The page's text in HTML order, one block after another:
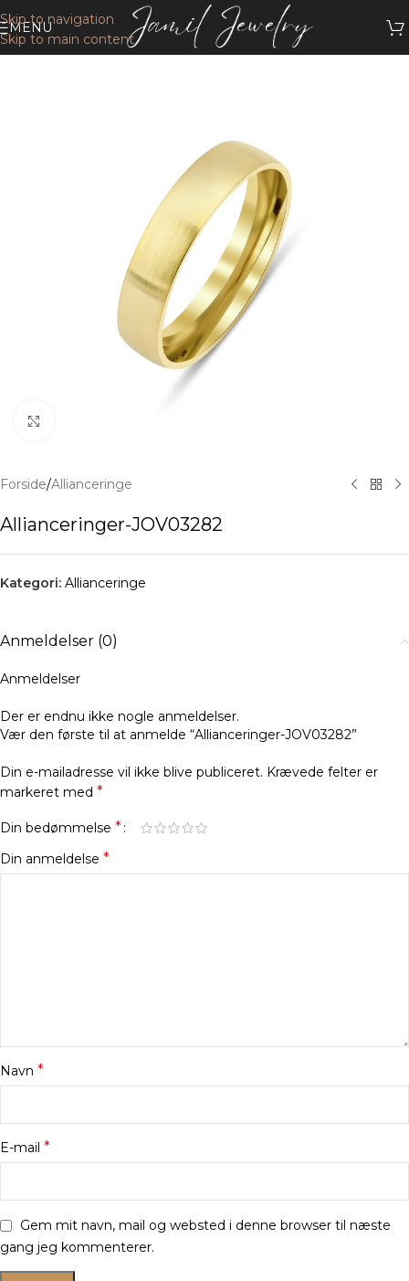
Skip to navigation
Skip to main content
MENU
Forside/Allianceringe
Allianceringer-JOV03282
Kategori: Allianceringe
Anmeldelser (0)
Anmeldelser
Der er endnu ikke nogle anmeldelser.
Vær den første til at anmelde “Allianceringer-JOV03282”
Din e-mailadresse vil ikke blive publiceret. Krævede felter er
markeret med *
Din bedømmelse *
Din anmeldelse *
Navn *
E-mail *
Gem mit navn, mail og websted i denne browser til næste
gang jeg kommenterer.